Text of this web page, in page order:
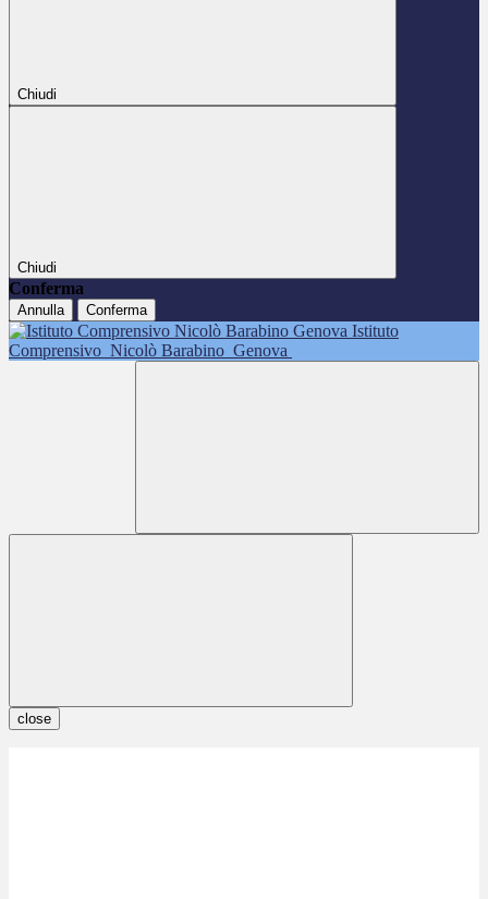
Chiudi
Chiudi
Conferma
Annulla Conferma
Istituto
Comprensivo Nicolò Barabino Genova
close